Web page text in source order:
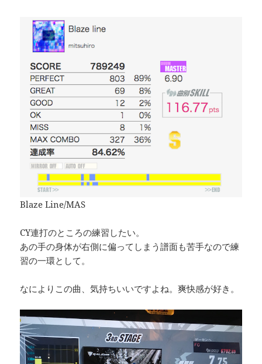
Blaze Line/MAS
CY連打のところの練習したい。
あの手の身体が右側に偏ってしまう譜面も苦手なので練
習の一環として。
なによりこの曲、気持ちいいですよね。爽快感が好き。